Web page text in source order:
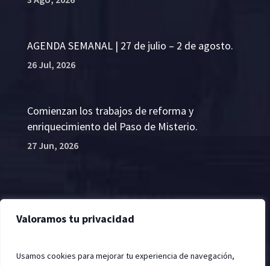
Valoramos tu privacidad
Usamos cookies para mejorar tu experiencia de navegación,
AGENDA SEMANAL | 27 de julio – 2 de agosto.
26 Jul, 2026
Comienzan los trabajos de reforma y
enriquecimiento del Paso de Misterio.
27 Jun, 2026
la Frontera